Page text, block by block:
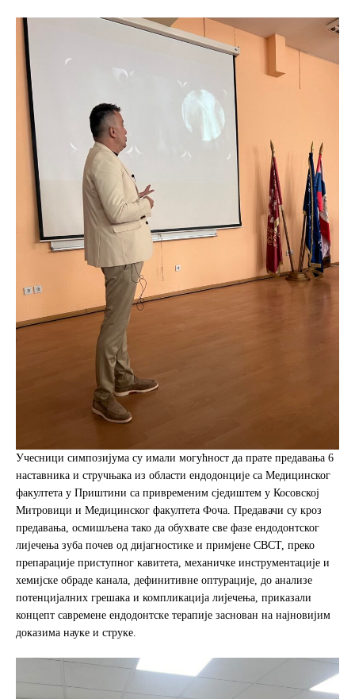
Учесници симпозијума су имали могућност да прате предавања 6
наставника и стручњака из области ендодонције са Медицинског
факултета у Приштини са привременим сједиштем у Косовској
Митровици и Медицинског факултета Фоча. Предавачи су кроз
предавања, осмишљена тако да обухвате све фазе ендодонтског
лијечења зуба почев од дијагностике и примјене CBCT, преко
препарације приступног кавитета, механичке инструментaције и
хемијске обраде канала, дефинитивне оптурације, до анализе
потенцијалних грешака и компликација лијечења, приказали
концепт савремене ендодонтске терапије заснован на најновијим
доказима науке и струке.